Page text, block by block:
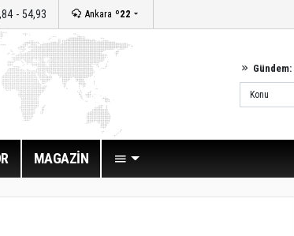
- 54,93 Ankara º22
Gündem:
MAGAZİN